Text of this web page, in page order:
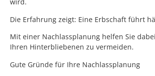
wird.
Die Erfahrung zeigt: Eine Erbschaft führt
Mit einer Nachlassplanung helfen Sie
Ihren Hinterbliebenen zu vermeiden.
Gute Gründe für Ihre Nachlassplanung